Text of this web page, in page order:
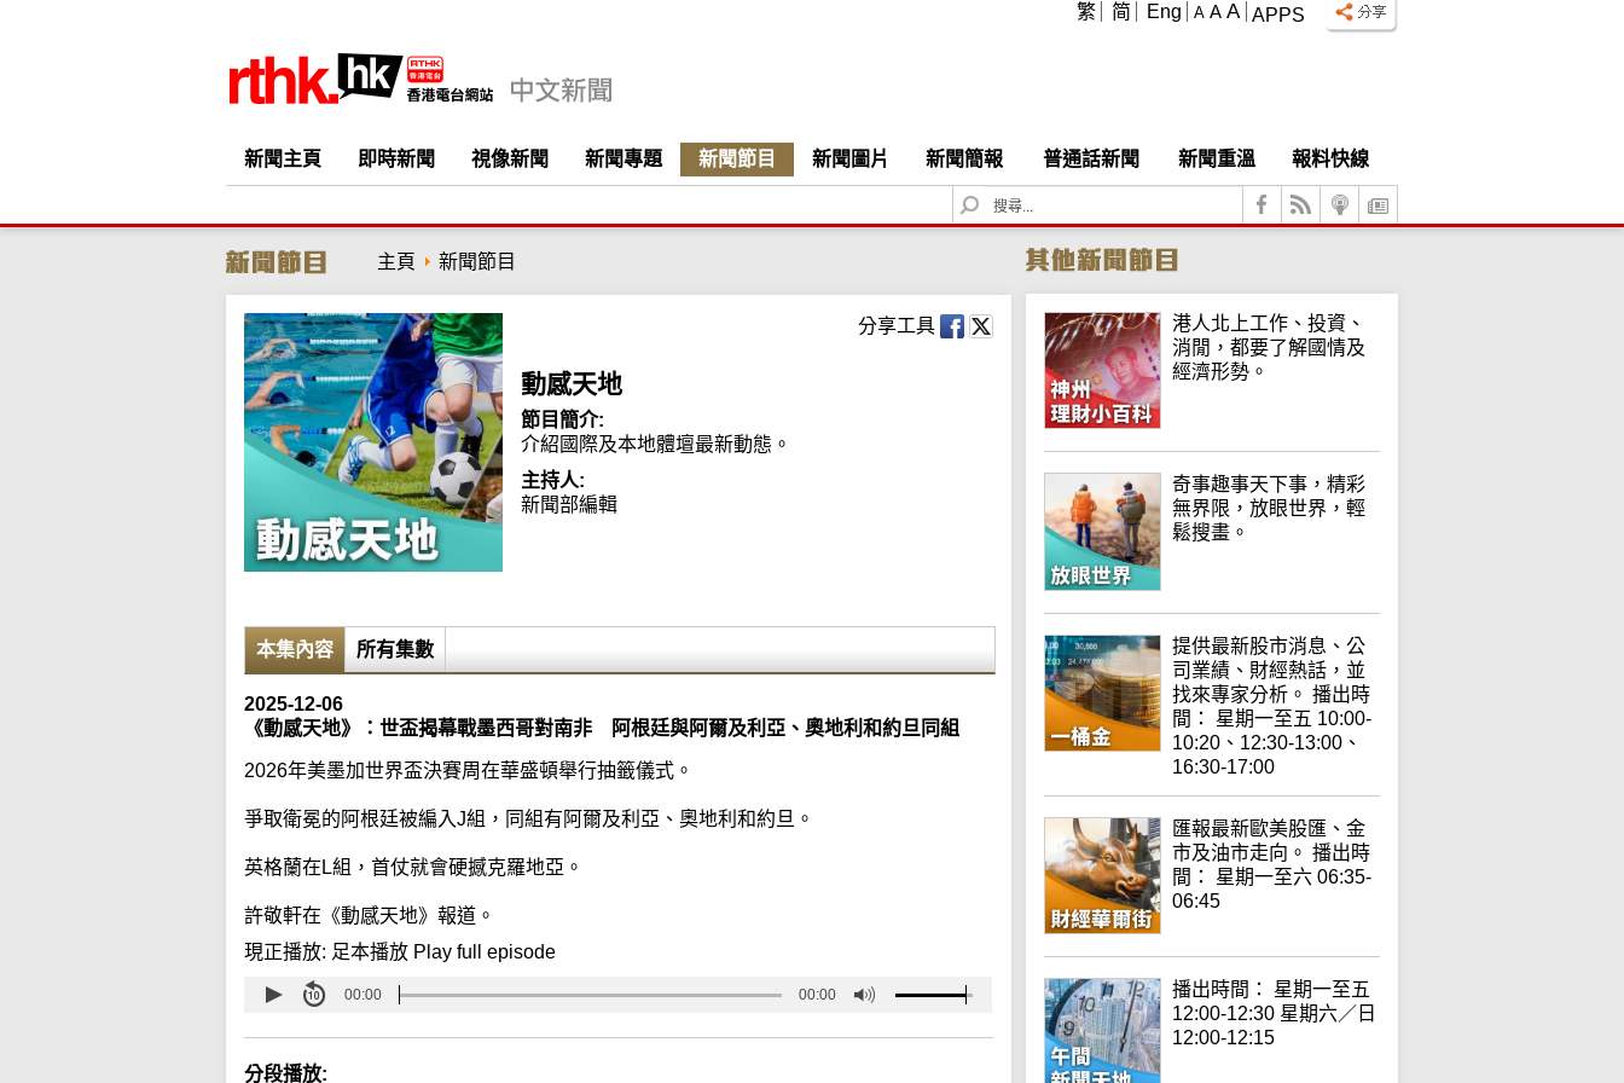
APPS
A A A
繁 简 Eng
新聞主頁 即時新聞 視像新聞 新聞專題 新聞節目 新聞圖片 新聞簡報 普通話新聞 新聞重溫
報料快線
S
e
c
h
主頁 新聞節目
分享工具
動感天地
節目簡介:
介紹國際及本地體壇最新動態。
主持人:
新聞部編輯
本集內容 所有集數
2025-12-06
《動感天地》：世盃揭幕戰墨西哥對南非 阿根廷與阿爾及利亞、奧地利和約旦同組
2026年美墨加世界盃決賽周在華盛頓舉行抽籤儀式。
爭取衛冕的阿根廷被編入J組，同組有阿爾及利亞、奧地利和約旦。
英格蘭在L組，首仗就會硬撼克羅地亞。
許敬軒在《動感天地》報道。
現正播放: 足本播放 Play full episode
00:00 00:00
分段播放:
港人北上工作、投資、
消閒，都要了解國情及
經濟形勢。
奇事趣事天下事，精彩
無界限，放眼世界，輕
鬆搜畫。
提供最新股市消息、公
司業績、財經熱話，並
找來專家分析。 播出時
間： 星期一至五 10:00-
10:20、12:30-13:00、
16:30-17:00
匯報最新歐美股匯、金
市及油市走向。 播出時
間： 星期一至六 06:35-
06:45
播出時間： 星期一至五
12:00-12:30 星期六／日
12:00-12:15